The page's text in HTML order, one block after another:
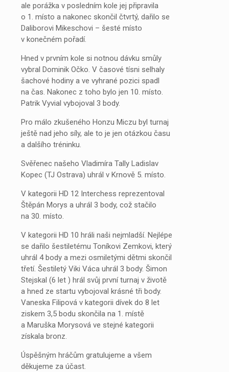
ale porážka v posledním kole jej připravila
o 1. místo a nakonec skončil čtvrtý, dařilo se
Daliborovi Mikeschovi – šesté místo
v konečném pořadí.
Hned v prvním kole si notnou dávku smůly
vybral Dominik Očko. V časové tísni selhaly
šachové hodiny a ve vyhrané pozici spadl
na čas. Nakonec z toho bylo jen 10. místo.
Patrik Vyvial vybojoval 3 body.
Pro málo zkušeného Honzu Miczu byl turnaj
ještě nad jeho síly, ale to je jen otázkou času
a dalšího tréninku.
Svěřenec našeho Vladimíra Tally Ladislav
Kopec (TJ Ostrava) uhrál v Krnově 5. místo.
V kategorii HD 12 Interchess reprezentoval
Štěpán Morys a uhrál 3 body, což stačilo
na 30. místo.
V kategorii HD 10 hráli naši nejmladší. Nejlépe
se dařilo šestiletému Toníkovi Zemkovi, který
uhrál 4 body a mezi osmiletými dětmi skončil
třetí. Šestiletý Viki Váca uhrál 3 body. Šimon
Stejskal (6 let ) hrál svůj první turnaj v životě
a hned ze startu vybojoval krásné tři body.
Vaneska Filipová v kategorii dívek do 8 let
ziskem 3,5 bodu skončila na 1. místě
a Maruška Morysová ve stejné kategorii
získala bronz.
Úspěšným hráčům gratulujeme a všem
děkujeme za účast.